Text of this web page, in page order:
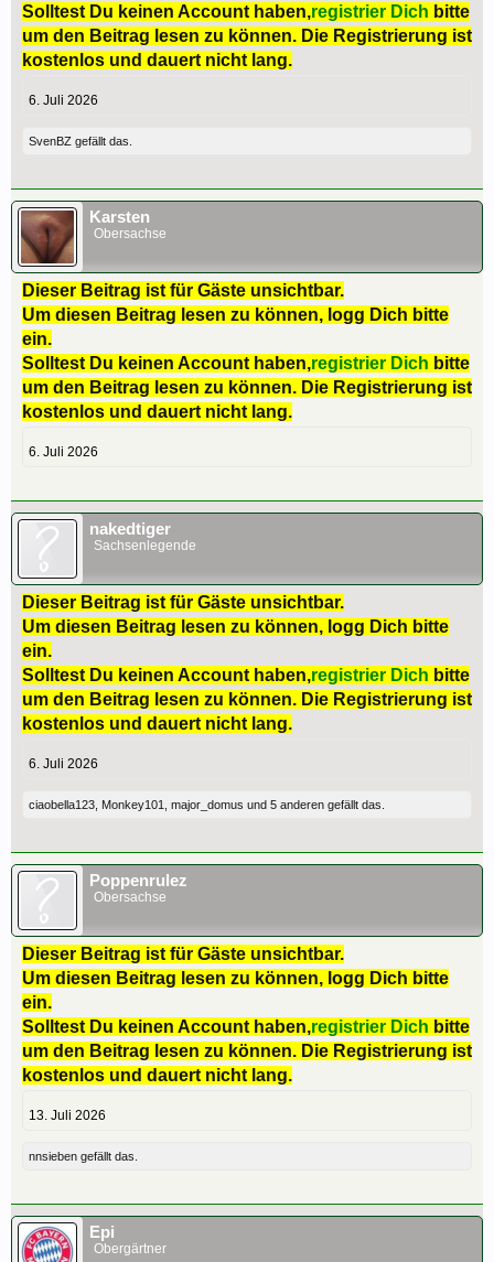
Solltest Du keinen Account haben,registrier Dich bitte
um den Beitrag lesen zu können. Die Registrierung ist
kostenlos und dauert nicht lang.
6. Juli 2026
SvenBZ gefällt das.
Karsten
Obersachse
Dieser Beitrag ist für Gäste unsichtbar.
Um diesen Beitrag lesen zu können, logg Dich bitte
ein.
Solltest Du keinen Account haben,registrier Dich bitte
um den Beitrag lesen zu können. Die Registrierung ist
kostenlos und dauert nicht lang.
6. Juli 2026
nakedtiger
Sachsenlegende
Dieser Beitrag ist für Gäste unsichtbar.
Um diesen Beitrag lesen zu können, logg Dich bitte
ein.
Solltest Du keinen Account haben,registrier Dich bitte
um den Beitrag lesen zu können. Die Registrierung ist
kostenlos und dauert nicht lang.
6. Juli 2026
ciaobella123, Monkey101, major_domus und 5 anderen gefällt das.
Poppenrulez
Obersachse
Dieser Beitrag ist für Gäste unsichtbar.
Um diesen Beitrag lesen zu können, logg Dich bitte
ein.
Solltest Du keinen Account haben,registrier Dich bitte
um den Beitrag lesen zu können. Die Registrierung ist
kostenlos und dauert nicht lang.
13. Juli 2026
nnsieben gefällt das.
Epi
Obergärtner